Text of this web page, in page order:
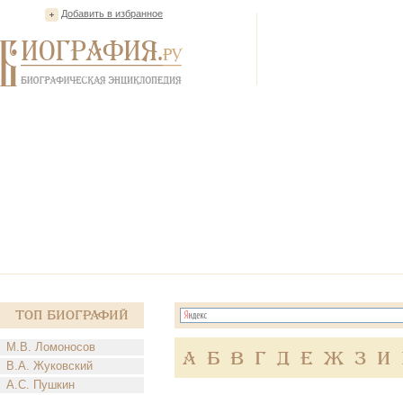
Добавить в избранное
Топ Биографий
М.В. Ломоносов
В.А. Жуковский
А.С. Пушкин
А Б В Г Д Е Ж З И